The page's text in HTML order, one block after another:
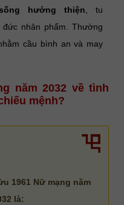
hướng thiện , tu
nhân phẩm. Thường
cầu bình an và may
năm 2032 về tình
mệnh?
1961 Nữ mạng năm
là: